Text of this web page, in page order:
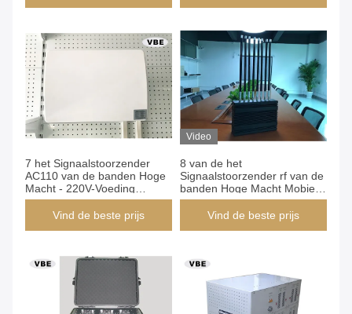
7 het Signaalstoorzender
AC110 van de banden Hoge
Macht - 220V-Voeding
Onschadelijk aan Mens
Vind de beste prijs
Video
8 van de het
Signaalstoorzender rf van de
banden Hoge Macht Mobiele
de Outputmacht 160W, de
Telefoonstoorzender van de
Vind de beste prijs